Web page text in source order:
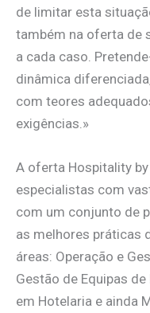
de limitar esta
também na oferta de
a cada caso.
dinâmica
com teores
exigências.»
A oferta Hospitality by
especialistas com
com um conjunto de
as melhores práticas
áreas: Operação e
Gestão de Equipas
em Hotelaria e ainda